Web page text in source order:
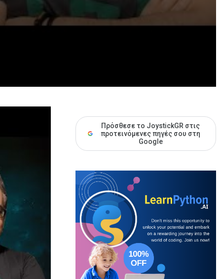
Πρόσθεσε το JoystickGR στις
προτεινόμενες πηγές σου στη
Google